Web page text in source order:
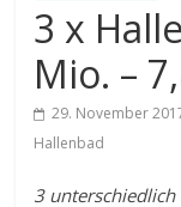
3 x
Mio. –
29. November
Hallenbad
3